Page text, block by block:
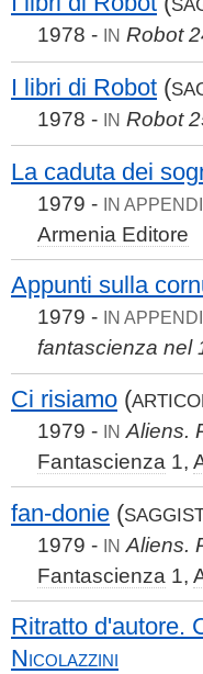
1978 - IN Robot
I libri di Robot (
1978 - IN Robot
La caduta dei
1979 - IN
Armenia Editore
Appunti sulla
1979 - IN
fantascienza nel
Ci risiamo (
1979 - IN Aliens.
Fantascienza 1,
fan-donie (
1979 - IN Aliens.
Fantascienza 1,
Ritratto d'autore.
Nicolazzini